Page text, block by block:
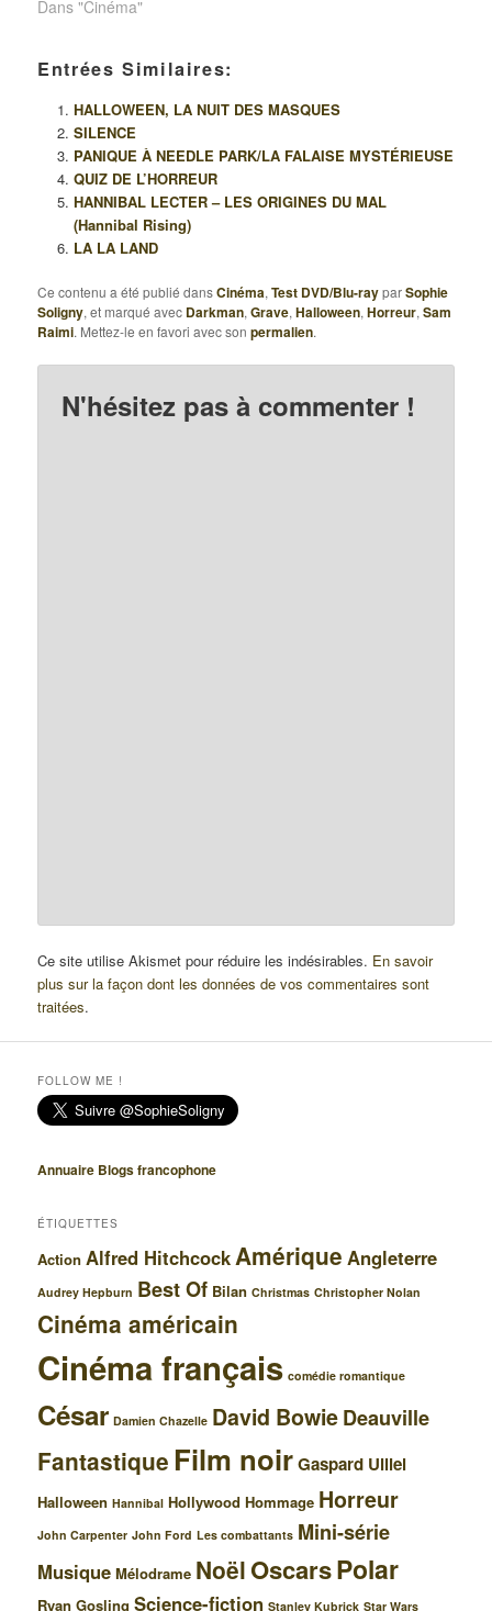
Dans "Cinéma"
Entrées Similaires:
HALLOWEEN, LA NUIT DES MASQUES
SILENCE
PANIQUE À NEEDLE PARK/LA FALAISE MYSTÉRIEUSE
QUIZ DE L’HORREUR
HANNIBAL LECTER – LES ORIGINES DU MAL
(Hannibal Rising)
LA LA LAND
Ce contenu a été publié dansCinéma,Test DVD/Blu-rayparSophie
Soligny, et marqué avec Darkman,Grave,Halloween,Horreur,Sam
Raimi. Mettez-le en favori avec sonpermalien.
N'hésitez pas à commenter !
Ce site utilise Akismet pour réduire les indésirables. En savoir
plus sur la façon dont les données de vos commentaires sont
traitées.
FOLLOW ME !
Annuaire Blogs francophone
ÉTIQUETTES
Action Alfred HitchcockAmérique Angleterre
Audrey Hepburn Best Of Bilan Christmas Christopher Nolan
Cinéma américain
Cinéma français comédie romantique
César Damien Chazelle David BowieDeauville
Fantastique Film noirGaspard Ulliel
Halloween Hannibal Hollywood Hommage Horreur
John Carpenter John Ford Les combattants Mini-série
Musique Mélodrame Noël OscarsPolar
Ryan Gosling Science-fiction Stanley Kubrick Star Wars